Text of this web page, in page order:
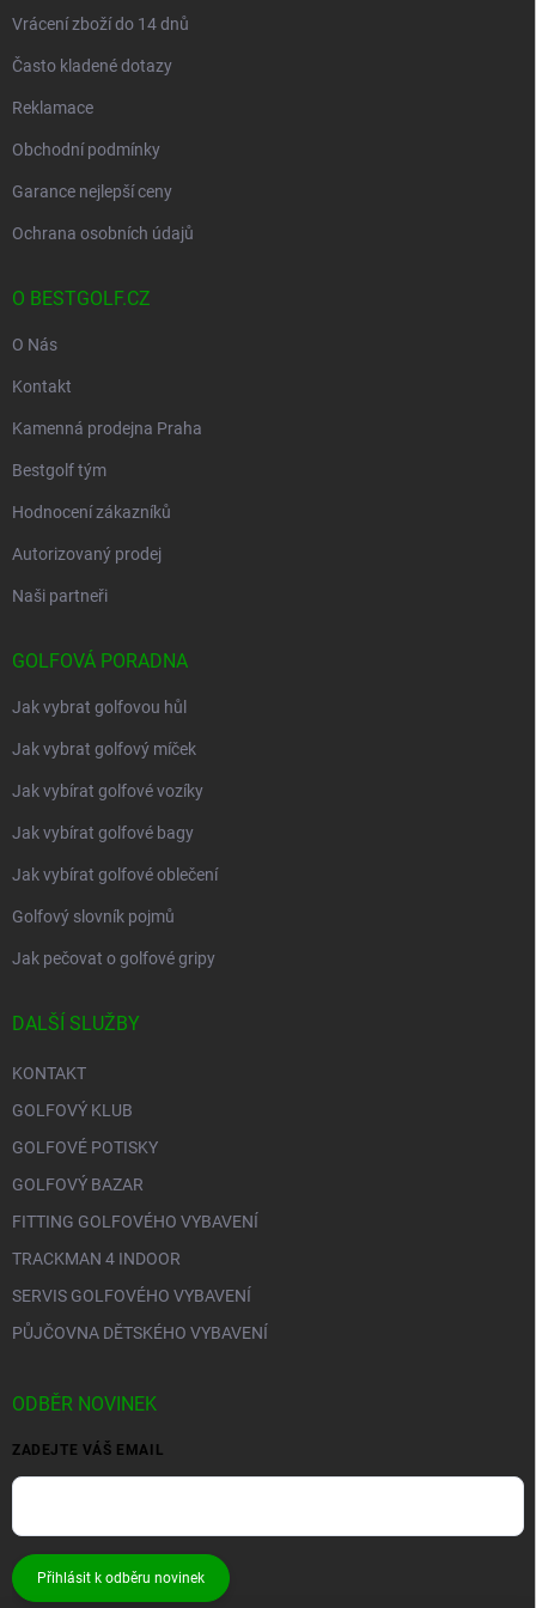
Vrácení zboží do 14 dnů
Často kladené dotazy
Reklamace
Obchodní podmínky
Garance nejlepší ceny
Ochrana osobních údajů
O BESTGOLF.CZ
O Nás
Kontakt
Kamenná prodejna Praha
Bestgolf tým
Hodnocení zákazníků
Autorizovaný prodej
Naši partneři
GOLFOVÁ PORADNA
Jak vybrat golfovou hůl
Jak vybrat golfový míček
Jak vybírat golfové vozíky
Jak vybírat golfové bagy
Jak vybírat golfové oblečení
Golfový slovník pojmů
Jak pečovat o golfové gripy
DALŠÍ SLUŽBY
KONTAKT
GOLFOVÝ KLUB
GOLFOVÉ POTISKY
GOLFOVÝ BAZAR
FITTING GOLFOVÉHO VYBAVENÍ
TRACKMAN 4 INDOOR
SERVIS GOLFOVÉHO VYBAVENÍ
PŮJČOVNA DĚTSKÉHO VYBAVENÍ
ODBĚR NOVINEK
ZADEJTE VÁŠ EMAIL
Přihlásit k odběru novinek